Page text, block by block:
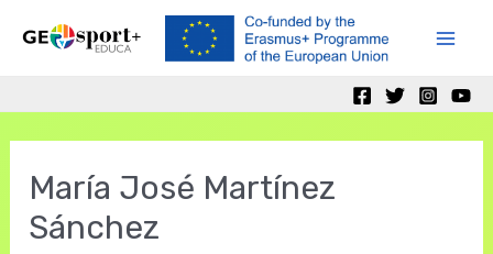
María José Martínez
Sánchez